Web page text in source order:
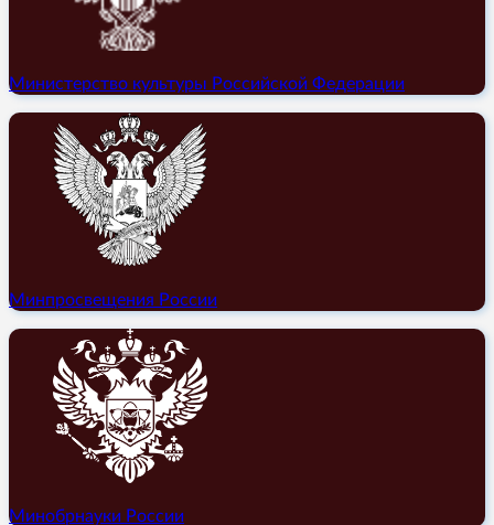
Министерство культуры Российской Федерации
Минпросвещения России
Минобрнауки России